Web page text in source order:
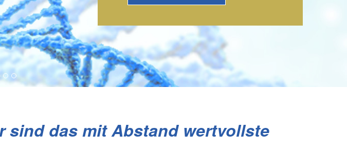
sind das mit Abstand wertvollste